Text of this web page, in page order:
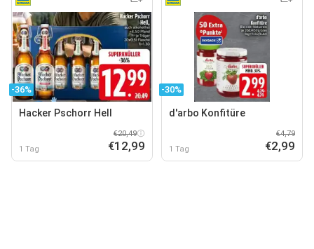
-36%
Hacker Pschorr Hell
1 Tag
€20,49
€12,99
-30%
d'arbo Konfitüre
1 Tag
€4,79
€2,99